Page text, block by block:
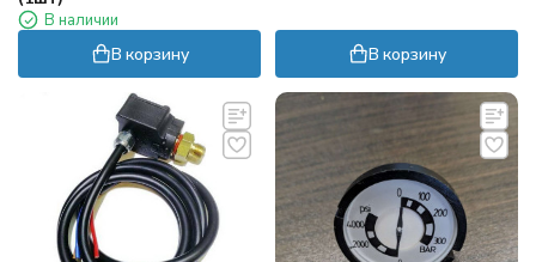
В наличии
В корзину В корзину